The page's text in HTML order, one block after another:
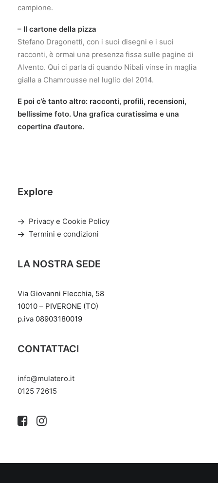
campione.
– Il cartone della pizza
Stefano Dragonetti, con i suoi disegni e i suoi
racconti, è ormai una presenza fissa sulle pagine di
Alvento. Qui ci parla di quando Nibali vinse in maglia
gialla a Chamrousse nel luglio del 2014.
E poi c’è tanto altro: racconti, profili, recensioni,
bellissime foto. Una grafica curatissima e una
copertina d’autore.
Explore
Privacy e Cookie Policy
Termini e condizioni
LA NOSTRA SEDE
Via Giovanni Flecchia, 58
10010 – PIVERONE (TO)
p.iva 08903180019
CONTATTACI
info@mulatero.it
‭0125 72615‬